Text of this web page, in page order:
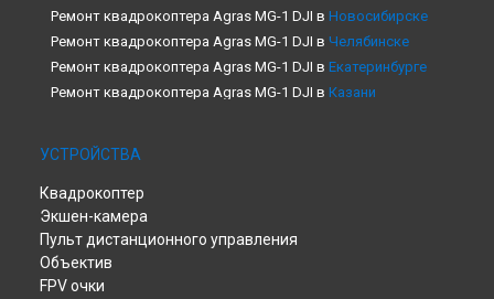
Ремонт квадрокоптера Agras MG-1 DJI в Новосибирске
Ремонт квадрокоптера Agras MG-1 DJI в Челябинске
Ремонт квадрокоптера Agras MG-1 DJI в Екатеринбурге
Ремонт квадрокоптера Agras MG-1 DJI в Казани
Ремонт квадрокоптера Agras MG-1 DJI в
Ремонт квадрокоптера Agras MG-1 DJI в
Ремонт квадрокоптера Agras MG-1 DJI в
Ремонт квадрокоптера Agras MG-1 DJI в
Ремонт квадрокоптера Agras MG-1 DJI в
Ремонт квадрокоптера Agras MG-1 DJI в
УСТРОЙСТВА
Квадрокоптер
Экшен-камера
Пульт дистанционного управления
Объектив
FPV очки